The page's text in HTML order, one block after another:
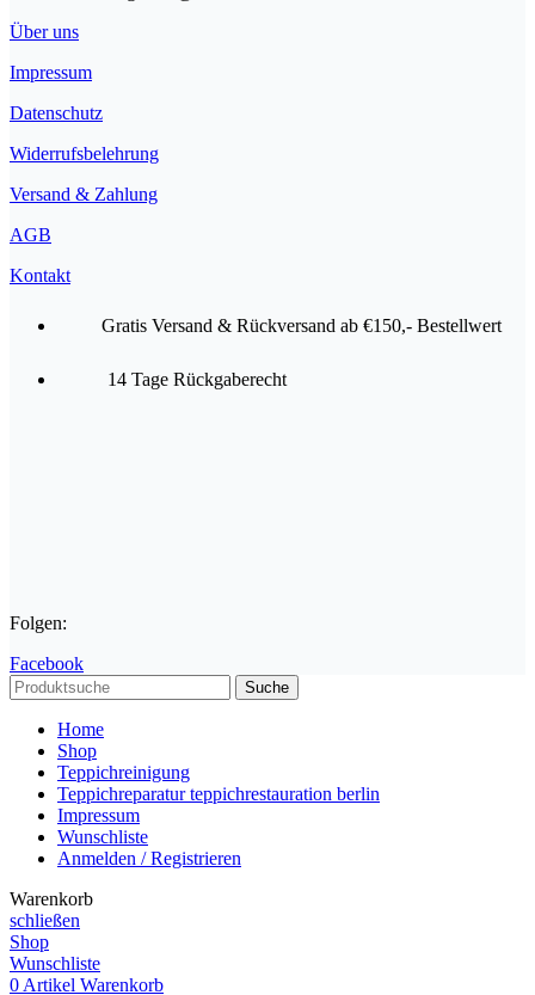
Über uns
Impressum
Datenschutz
Widerrufsbelehrung
Versand & Zahlung
AGB
Kontakt
Gratis Versand & Rückversand ab €150,- Bestellwert
14 Tage Rückgaberecht
Folgen:
Facebook
Suche
Home
Shop
Teppichreinigung
Teppichreparatur teppichrestauration berlin
Impressum
Wunschliste
Anmelden / Registrieren
Warenkorb
schließen
Shop
Wunschliste
0 Artikel Warenkorb